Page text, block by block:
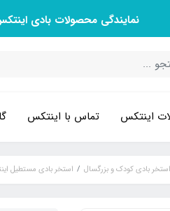
نمایندگی محصولات بادی
اینتکس تماس با اینتکس
بادی کودک و بزرگسال استخر بادی مستطیل